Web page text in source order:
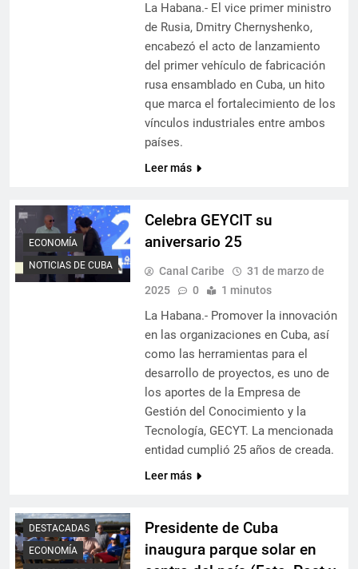
La Habana.- El vice primer ministro
de Rusia, Dmitry Chernyshenko,
encabezó el acto de lanzamiento
del primer vehículo de fabricación
rusa ensamblado en Cuba, un hito
que marca el fortalecimiento de los
vínculos industriales entre ambos
países.
Leer más
ECONOMÍA
NOTICIAS DE CUBA
Celebra GEYCIT su
aniversario 25
Canal Caribe
31 de marzo de
2025
0 1 minutos
La Habana.- Promover la innovación
en las organizaciones en Cuba, así
como las herramientas para el
desarrollo de proyectos, es uno de
los aportes de la Empresa de
Gestión del Conocimiento y la
Tecnología, GECYT. La mencionada
entidad cumplió 25 años de creada.
Leer más
DESTACADAS
ECONOMÍA
Presidente de Cuba
inaugura parque solar en